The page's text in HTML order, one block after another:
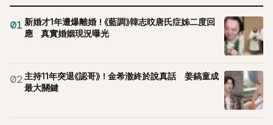
01 新婚才1年遭爆離婚！《藍調》韓志旼唐氏症姊二度回
應 真實婚姻現況曝光
02 主持11年突退《認哥》！金希澈終於說真話 姜鎬童成
最大關鍵